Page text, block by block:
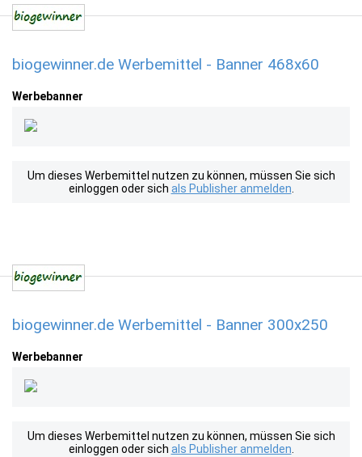
biogewinner.de Werbemittel - Banner 468x60
Werbebanner
Um dieses Werbemittel nutzen zu können, müssen Sie sich
einloggen oder sich als Publisher anmelden
biogewinner.de Werbemittel - Banner 300x250
Werbebanner
Um dieses Werbemittel nutzen zu können, müssen Sie sich
einloggen oder sich als Publisher anmelden